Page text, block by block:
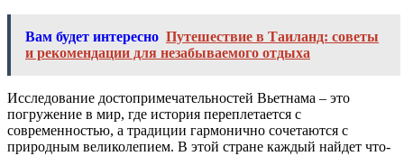
Вам будет интересно Путешествие в Таиланд: советы
и рекомендации для незабываемого отдыха
Исследование достопримечательностей Вьетнама – это
погружение в мир, где история переплетается с
современностью, а традиции гармонично сочетаются с
природным великолепием. В этой стране каждый найдет что-